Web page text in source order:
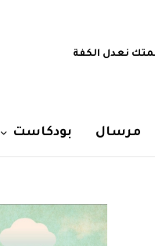
نعدل الكفة
مرسال بودكاست